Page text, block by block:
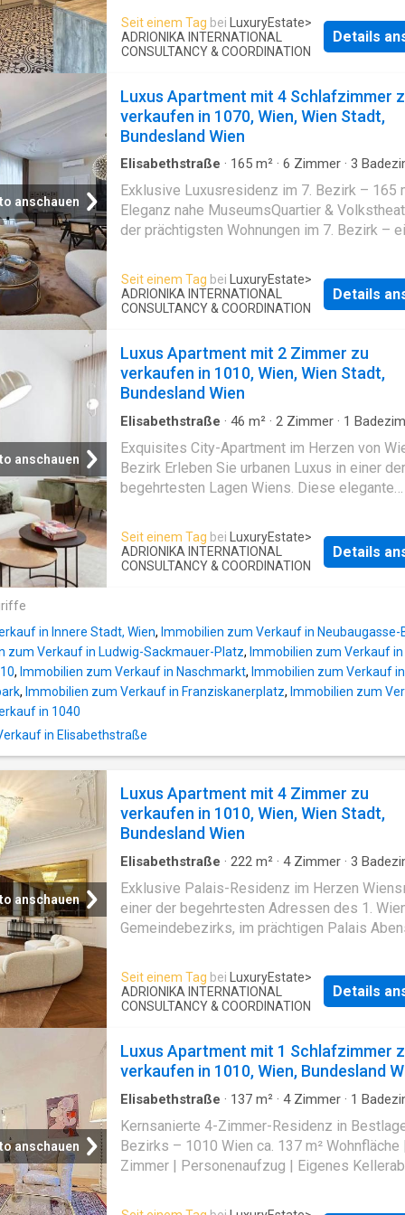
Atmosphäre versprüht. Direkt angeschlossen
exklusive Master-Bereich, bestehend aus
stilvollen Schlafzimmer und einem
sowie ein praktischer Wirtschaftsraum
m2 – voll ausgestattete und eingerichtete
Fußbodenheizung – Klimaanlage –
Garagenplatz – Hervorragende
Gehminuten zum Praterstern (U1, U2, S-Bahn,
Straßenbahnen O und 5) Preis für
Seit einem Tag bei LuxuryEstate>
ADRIONIKA INTERNATIONAL
CONSULTANCY & COORDINATION
Details
anschauen
Luxus Apartment mit 4 Schlafzimmer
verkaufen in 1070, Wien, Wien Stadt,
Bundesland Wien
Elisabethstraße · 165 m² · 6 Zimmer · 3
Exklusive Luxusresidenz im 7. Bezirk – 165
Eleganz nahe MuseumsQuartier &
der prächtigsten Wohnungen im 7. Bezirk –
Diese außergewöhnliche Residenz mit 165 m²
Wohnfläche befindet sich in unmittelbarer
1. Bezirk, eingebettet zwischen Wiens
Wohnung offenbart sich ein harmonisches
Zusammenspiel von Raum, Licht und
Innenausstattung. Die Wohnung besticht
und eine Vielzahl von
kompromisslose Qualität bis ins kleinste
widerspiegeln. Highlights der Ausstattung: 4
geräumige Schlafzimmer, 3 elegante
Badezimmer mit Badewanne und WC, 1
WC, großzügiger Wohn-/Essbereich mit
Designerküche – wohl eines der
Seit einem Tag bei LuxuryEstate>
ADRIONIKA INTERNATIONAL
CONSULTANCY & COORDINATION
Details
anschauen
Luxus Apartment mit 2 Zimmer zu
verkaufen in 1010, Wien, Wien Stadt,
Bundesland Wien
Elisabethstraße · 46 m² · 2 Zimmer · 1
Exquisites City-Apartment im Herzen von
Bezirk Erleben Sie urbanen Luxus in einer der
begehrtesten Lagen Wiens. Diese elegante
Raumaufteilung und hochwertige Ausstattung.
einladenden Entrée gelangen Sie direkt in
großzügigen Wohn- und Essbereich (24,11
Bad den perfekten Rückzugsort. Das
vollständig mit geschmackvollem
eingerichtet und profitiert durch die
Ausrichtung von einer hellen, freundlichen
Zentrum, in unmittelbarer Nähe zur Börse und
Anbindung an die U-Bahn-Station
diese Immobilie zur idealen Adresse für
anspruchsvolle Stadtbewohner. Fläche ca.
Bäder 1 WC 1 Keller 1
Seit einem Tag bei LuxuryEstate>
ADRIONIKA INTERNATIONAL
CONSULTANCY & COORDINATION
Details
in Innere Stadt, Wien, Immobilien zum Verkauf in Neubaugasse-
zum Verkauf in Ludwig-Sackmauer-Platz, Immobilien zum Verkauf
, Immobilien zum Verkauf in Naschmarkt, Immobilien zum Verkauf
, Immobilien zum Verkauf in Franziskanerplatz, Immobilien zum
in 1040
in Elisabethstraße
anschauen
Luxus Apartment mit 4 Zimmer zu
verkaufen in 1010, Wien, Wien Stadt,
Bundesland Wien
Elisabethstraße · 222 m² · 4Zimmer · 3
Exklusive Palais-Residenz im Herzen
einer der begehrtesten Adressen des 1.
Gemeindebezirks, im prächtigen Palais
Altbauwohnung als wahre Rarität. Bereits der
imposante Eingangsbereich und das
Treppenhaus versetzen den Betrachter in die
sanierte Immobilie vereint auf einer
Wohnfläche von ca. 222 m² im 1.
Wohnkomfort. Hohe Räume von über 4
meisterhafte Stuckdecken und edles
Fischgrätparkett verleihen den
Räumen eine majestätische Atmosphäre. Das
darunter ein beeindruckender Wohn- und
Seit einem Tag bei LuxuryEstate>
ADRIONIKA INTERNATIONAL
CONSULTANCY & COORDINATION
Details
anschauen
Luxus Apartment mit 1 Schlafzimmer
verkaufen in 1010, Wien, Bundesland
Elisabethstraße · 137 m² · 4Zimmer · 1
Kernsanierte 4-Zimmer-Residenz in
Bezirks – 1010 Wien ca. 137 m² Wohnfläche
Zimmer | Personenaufzug | Eigenes